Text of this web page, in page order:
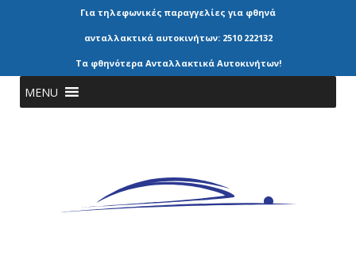
Για τηλεφωνικές παραγγελίες για φθηνά
ανταλλακτικά αυτοκινήτων: 2510 222132
Τα φθηνότερα Ανταλλακτικά Αυτοκινήτων!
MENU